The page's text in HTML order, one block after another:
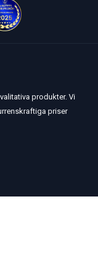
produkter. Vi
priser